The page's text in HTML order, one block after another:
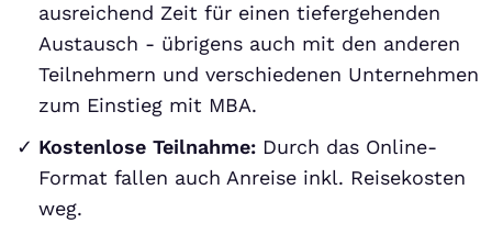
ausreichend Zeit für einen tiefergehenden
Austausch - übrigens auch mit den anderen
Teilnehmern und verschiedenen Unternehmen
zum Einstieg mit MBA.
Kostenlose Teilnahme: Durch das Online-
Format fallen auch Anreise inkl. Reisekosten
weg.